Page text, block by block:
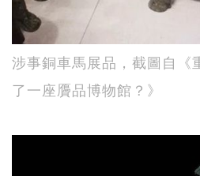
涉事銅車馬展品，截圖自《
了一座贗品博物館？》